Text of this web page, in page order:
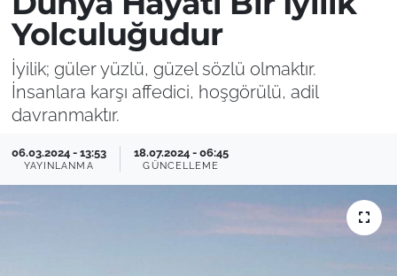
Yolculuğudur
İyilik; güler yüzlü, güzel sözlü olmaktır.
İnsanlara karşı affedici, hoşgörülü, adil
davranmaktır.
06.03.2024 - 13:53
YAYINLANMA
18.07.2024 - 06:45
GÜNCELLEME